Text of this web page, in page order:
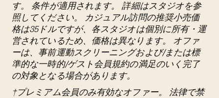
す。 条件が適用されます。 詳細はスタジオを参
照してください。 カジュアル訪問の推奨小売価
格は35ドルですが、各スタジオは個別に所有・運
営されているため、価格は異なります。 オファ
ーは、事前運動スクリーニングおよび/または標
準的な一時的/ゲスト会員規約の満足のいく完了
の対象となる場合があります。
†プレミアム会員のみ有効なオファー。 法律で禁